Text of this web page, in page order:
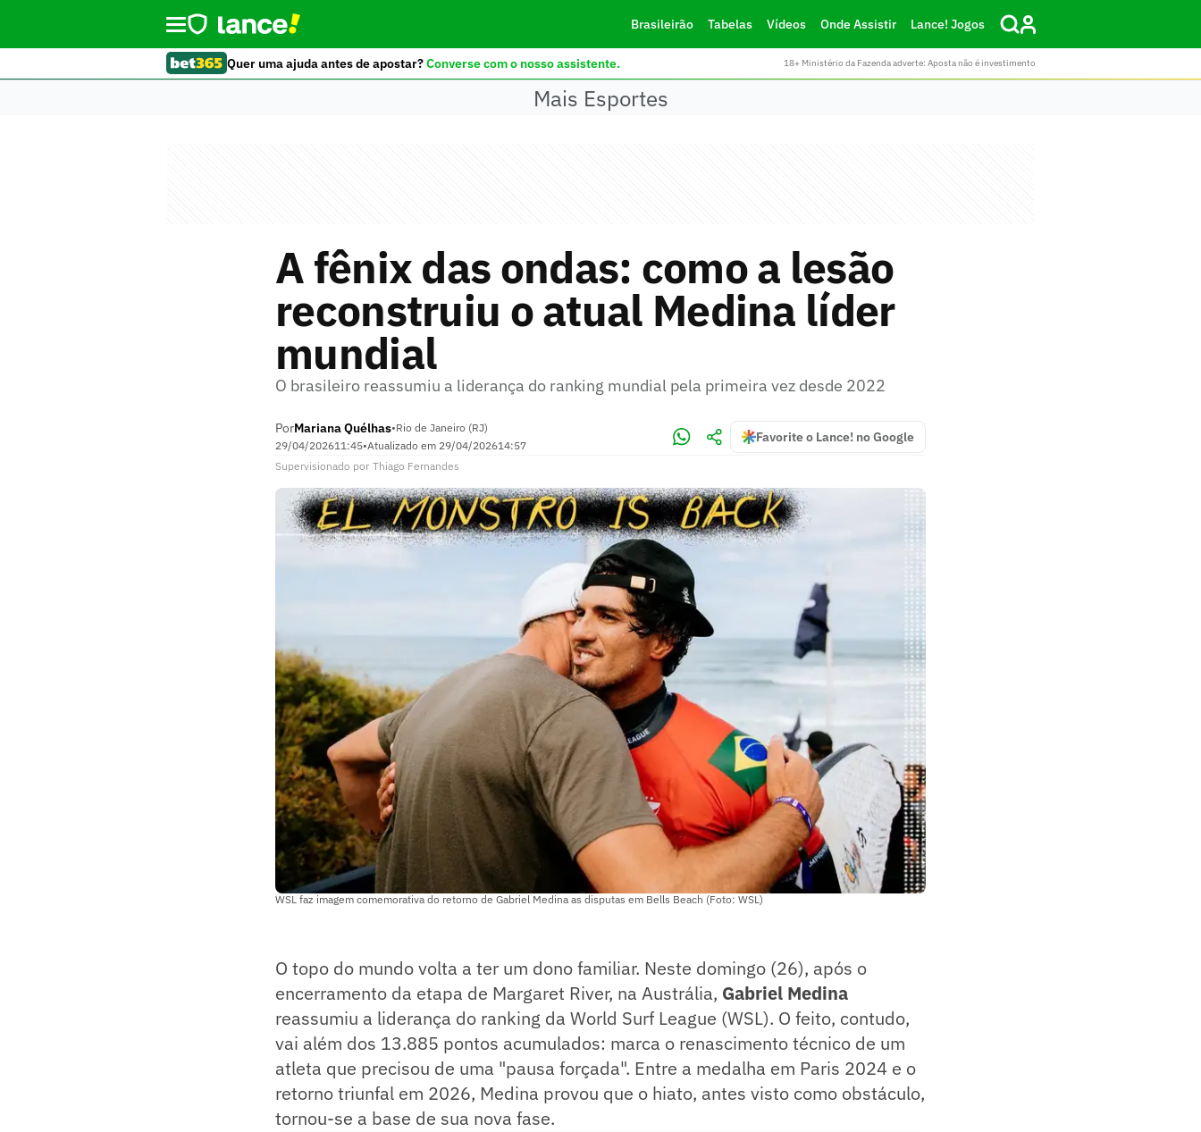
Brasileirão Tabelas Vídeos Onde Assistir Lance! Jogos
Quer uma ajuda antes de apostar?Converse com o nosso assistente. 18+ Ministério da Fazenda adverte: Aposta não é investimento
Mais Esportes
A fênix das ondas: como a lesão
reconstruiu o atual Medina líder
mundial
O brasileiro reassumiu a liderança do ranking mundial pela primeira vez desde 2022
PorMariana Quélhas•Rio de Janeiro (RJ)
29/04/202611:45•Atualizado em 29/04/202614:57
Favorite o Lance! no Google
Supervisionado por Thiago Fernandes
WSL faz imagem comemorativa do retorno de Gabriel Medina as disputas em Bells Beach (Foto: WSL)
O topo do mundo volta a ter um dono familiar. Neste domingo (26), após o
encerramento da etapa de Margaret River, na Austrália, Gabriel Medina
reassumiu a liderança do ranking da World Surf League (WSL). O feito, contudo,
vai além dos 13.885 pontos acumulados: marca o renascimento técnico de um
atleta que precisou de uma "pausa forçada". Entre a medalha em Paris 2024 e o
retorno triunfal em 2026, Medina provou que o hiato, antes visto como obstáculo,
tornou-se a base de sua nova fase.